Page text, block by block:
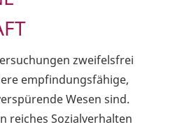
zweifelsfrei
empfindungsfähige,
Wesen sind.
reiches Sozialverhalten